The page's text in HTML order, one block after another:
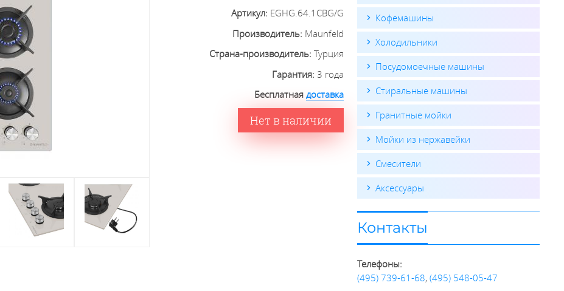
Артикул: EGHG.64.1CBG/G
Производитель: Maunfeld
Страна-производитель:Турция
Гарантия:3 года
Бесплатнаядоставка
Нет в наличии
Кофемашины
Холодильники
Посудомоечные машины
Стиральные машины
Гранитные мойки
Мойки из нержавейки
Смесители
Аксессуары
Контакты
Телефоны:
(495) 739-61-68, (495) 548-05-47